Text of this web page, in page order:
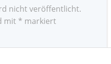
nicht veröffentlicht.
mit * markiert